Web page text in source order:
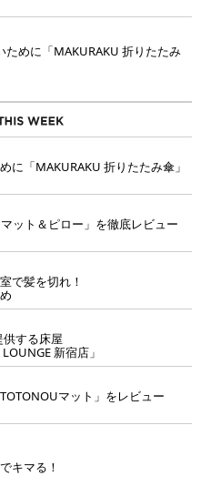
ために「MAKURAKU 折りたたみ
に「MAKURAKU 折りたたみ傘」
ット＆ピロー」を徹底レビュー
で髪を切れ！
供する床屋
新宿店」
マット」をレビュー
キマる！